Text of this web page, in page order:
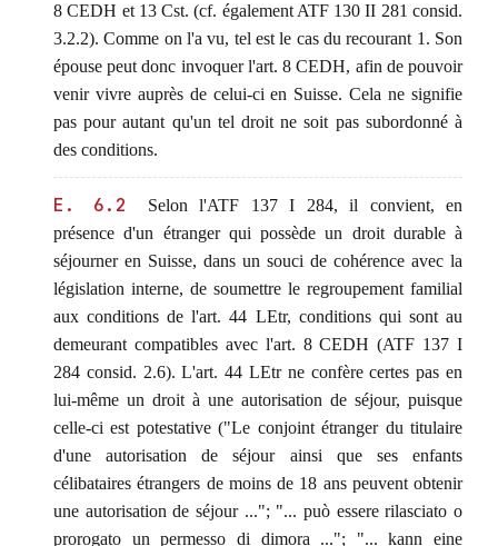
8 CEDH et 13 Cst. (cf. également ATF 130 II 281 consid.
3.2.2). Comme on l'a vu, tel est le cas du recourant 1. Son
épouse peut donc invoquer l'art. 8 CEDH, afin de pouvoir
venir vivre auprès de celui-ci en Suisse. Cela ne signifie
pas pour autant qu'un tel droit ne soit pas subordonné à
des conditions.
E. 6.2
Selon l'ATF 137 I 284, il convient, en
présence d'un étranger qui possède un droit durable à
séjourner en Suisse, dans un souci de cohérence avec la
législation interne, de soumettre le regroupement familial
aux conditions de l'art. 44 LEtr, conditions qui sont au
demeurant compatibles avec l'art. 8 CEDH (ATF 137 I
284 consid. 2.6). L'art. 44 LEtr ne confère certes pas en
lui-même un droit à une autorisation de séjour, puisque
celle-ci est potestative ("Le conjoint étranger du titulaire
d'une autorisation de séjour ainsi que ses enfants
célibataires étrangers de moins de 18 ans peuvent obtenir
une autorisation de séjour ..."; "... può essere rilasciato o
prorogato un permesso di dimora ..."; "... kann eine